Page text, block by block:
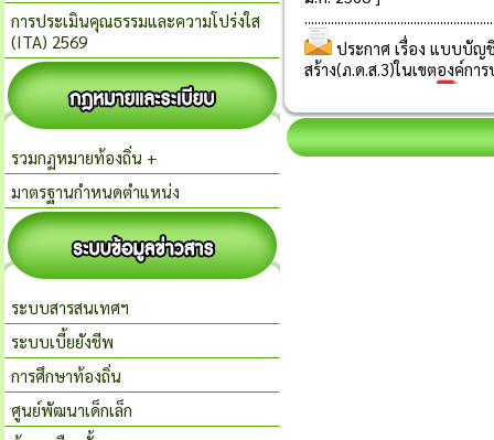
การประเมินคุณธรรมและความโปร่งใส
(ITA) 2569
รวมกฏหมายท้องถิ่น +
มาตรฐานกำหนดตำแหน่ง
ระบบสารสนเทศฯ
ระบบเบี้ยยังชีพ
การศึกษาท้องถิ่น
ศูนย์พัฒนาเด็กเล็ก